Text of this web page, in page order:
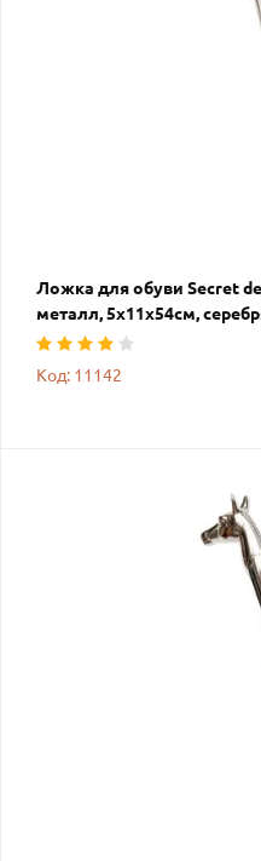
Ложка для обуви Secret
металл, 5х11х54см,
Код: 11142